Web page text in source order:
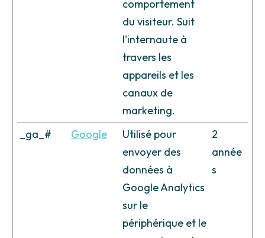
comportement
du visiteur. Suit
l'internaute à
travers les
appareils et les
canaux de
marketing.
_ga_# Google
Utilisé pour
envoyer des
données à
Google Analytics
sur le
périphérique et le
2
année
s